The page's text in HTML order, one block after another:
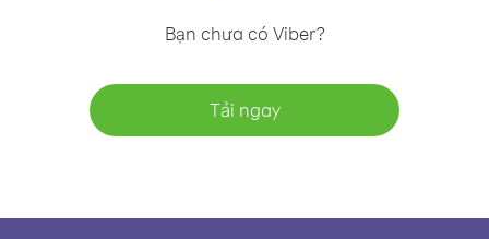
Bạn chưa có Viber?
Tải ngay